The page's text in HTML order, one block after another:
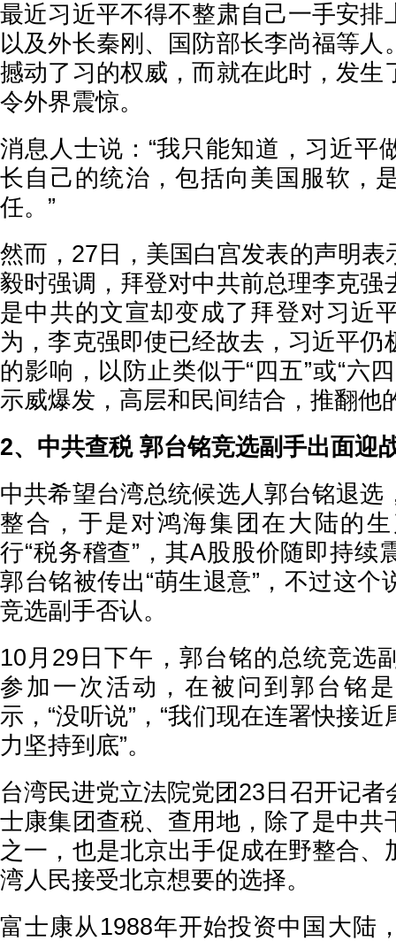
最近习近平不得不整肃自己一手安排
以及外长秦刚、国防部长李尚福等人
撼动了习的权威，而就在此时，发生
令外界震惊。
消息人士说：“我只能知道，习近平
长自己的统治，包括向美国服软，
任。”
然而，27日，美国白宫发表的声明表
毅时强调，拜登对中共前总理李克强
是中共的文宣却变成了拜登对习近
为，李克强即使已经故去，习近平仍
的影响，以防止类似于“四五”或“六
示威爆发，高层和民间结合，推翻他
2、中共查税 郭台铭竞选副手出面迎
中共希望台湾总统候选人郭台铭退选
整合，于是对鸿海集团在大陆的
行“税务稽查”，其A股股价随即持续
郭台铭被传出“萌生退意”，不过这个
竞选副手否认。
10月29日下午，郭台铭的总统竞选
参加一次活动，在被问到郭台铭
示，“没听说”，“我们现在连署快接
力坚持到底”。
台湾民进党立法院党团23日召开记者
士康集团查税、查用地，除了是中共
之一，也是北京出手促成在野整合、
湾人民接受北京想要的选择。
富士康从1988年开始投资中国大陆